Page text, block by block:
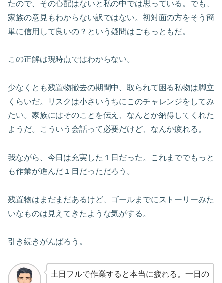
たので、その心配はないと私の中では思っている。でも、
家族の意見もわからない訳ではない。初対面の方をそう簡
単に信用して良いの？という疑問はごもっともだ。
この正解は現時点ではわからない。
少なくとも残置物撤去の期間中、取られて困る私物は脚立
くらいだ。リスクは小さいうちにこのチャレンジをしてみ
たい。家族にはそのことを伝え、なんとか納得してくれた
ようだ。こういう会話って必要だけど、なんか疲れる。
我ながら、今日は充実した１日だった。これまででもっと
も作業が進んだ１日だっただろう。
残置物はまだまだあるけど、ゴールまでにストーリーみた
いなものは見えてきたような気がする。
引き続きがんばろう。
土日フルで作業すると本当に疲れる。一日の